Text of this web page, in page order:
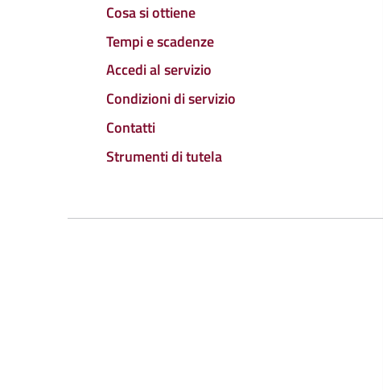
Cosa si ottiene
Tempi e scadenze
Accedi al servizio
Condizioni di servizio
Contatti
Strumenti di tutela